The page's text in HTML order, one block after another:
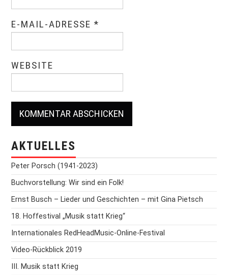
E-MAIL-ADRESSE*
WEBSITE
AKTUELLES
Peter Porsch (1941-2023)
Buchvorstellung: Wir sind ein Folk!
Ernst Busch – Lieder und Geschichten – mit Gina Pietsch
18. Hoffestival „Musik statt Krieg“
Internationales RedHeadMusic-Online-Festival
Video-Rückblick 2019
III. Musik statt Krieg